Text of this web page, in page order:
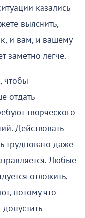
казались
выяснить,
и вам, и вашему
заметно легче.
чтобы
отдать
творческого
Действовать
трудновато даже
Любые
отложить,
потому что